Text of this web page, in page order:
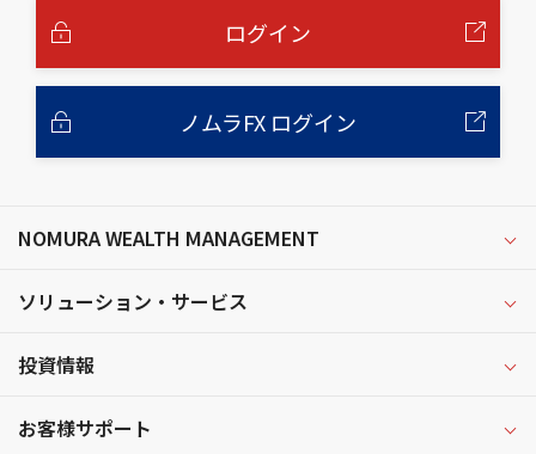
ログイン
ノムラFX ログイン
NOMURA WEALTH MANAGEMENT
ソリューション・サービス
投資情報
お客様サポート